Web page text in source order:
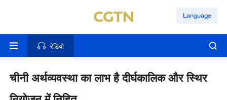
Language
रेडियो
चीनी अर्थव्यवस्था का लाभ है दीर्घकालिक और स्थिर